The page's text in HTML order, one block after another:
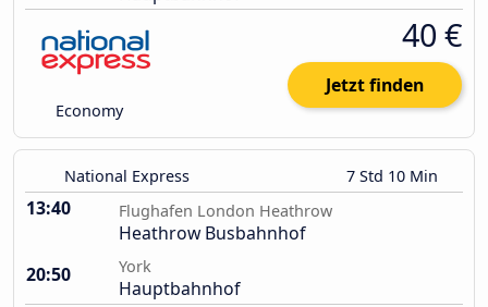
Economy
40 €
Jetzt finden
National Express 7 Std 10 Min
13:40 Flughafen London Heathrow
Heathrow Busbahnhof
20:50
York
Hauptbahnhof